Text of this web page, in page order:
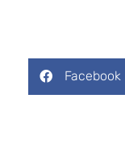
Facebook